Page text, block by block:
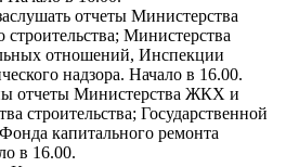
отчеты Министерства
Министерства
отношений, Инспекции
надзора. Начало в 16.00.
отчеты Министерства ЖКХ и
строительства; Государственной
капитального ремонта
в 16.00.